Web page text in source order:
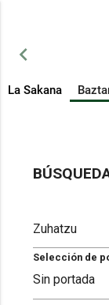
chevron_left
La Sakana
Selección de